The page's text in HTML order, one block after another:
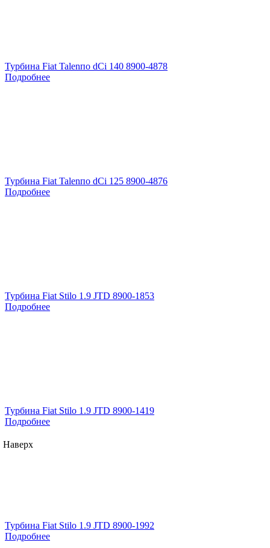
Турбина Fiat Talenпо dCi 140 8900-4878
Подробнее
Турбина Fiat Talenпо dCi 125 8900-4876
Подробнее
Турбина Fiat Stilo 1.9 JTD 8900-1853
Подробнее
Турбина Fiat Stilo 1.9 JTD 8900-1419
Подробнее
Турбина Fiat Stilo 1.9 JTD 8900-1992
Подробнее
Наверх